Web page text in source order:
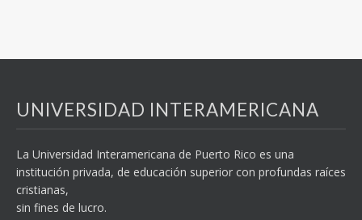
UNIVERSIDAD INTERAMERICANA
La Universidad Interamericana de Puerto Rico es una
institución privada, de educación superior con profundas raíces
cristianas,
sin fines de lucro.